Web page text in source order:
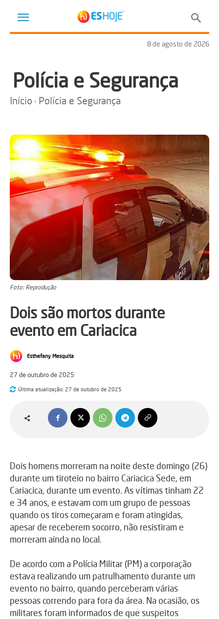
8 de agosto de 2026
Polícia e Segurança
Início Polícia e Segurança
Foto: Reprodução
Dois são mortos durante
evento em Cariacica
Esthefany Mesquita
27 de outubro de 2025
Última atualização: 27 de outubro de 2025
Dois homens morreram na noite deste domingo (26)
durante um tiroteio no bairro Cariacica Sede, em
Cariacica, durante um evento. As vítimas tinham 22
e 34 anos, e estavam com um grupo de pessoas
quando os tiros começaram e foram atingidas,
apesar de receberem socorro, não resistiram e
morreram ainda no local.
De acordo com a Polícia Militar (PM) a corporação
estava realizando um patrulhamento durante um
evento no bairro, quando perceberam várias
pessoas correndo para fora da área. Na ocasião, os
militares foram informados de que suspeitos